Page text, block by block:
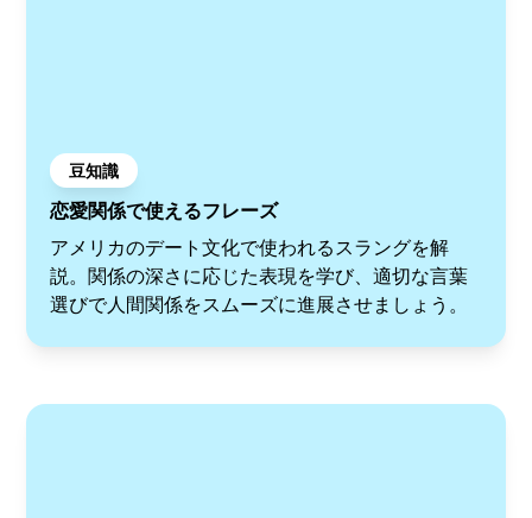
豆知識
恋愛関係で使えるフレーズ
アメリカのデート文化で使われるスラングを解
説。関係の深さに応じた表現を学び、適切な言葉
選びで人間関係をスムーズに進展させましょう。